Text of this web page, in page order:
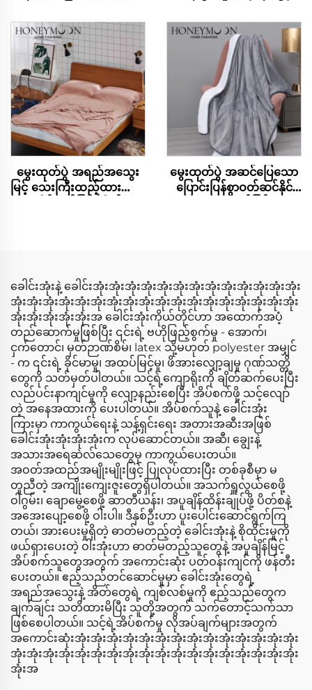
ပြောင်းသော ပိသားထည်
အစုံ
ဆိုဖာ မှုန်ခါး ကလေးငယ်
များ အတွက် အိပ်ခန်းတွင်
အသုံးပြုသော ပိုက်ကွန်းဖုံး
များ
မွေးထုတ်ပွဲ အရည်အသွေး
မြင့် သေးကြီးထည့်ထားသော
မွေးထုတ်ပွဲ အဆင်ပြေသော
ပြောင်းပြန်စွာဝတ်ဆင်နိုင်
ခေါင်းအုံးနဲ့ ခေါင်းအုံးအုံးအုံးအုံးအုံးအုံးအုံးအုံးအုံးအုံးအုံးအုံးအုံး
အုံးအုံးအုံးအုံးအုံးအုံးအုံးအုံးအုံးအုံးအုံးအုံးအုံးအုံးအုံးအုံးအုံးအုံး
အုံးအုံးအုံးအုံးအုံးအ ခေါင်းအုံးကိုယ်တိုင်ဟာ အထောက်အပံ့
တည်ဆောက်မှုဖြစ်ပြီး ၎င်းရဲ့ ဗဟိုဖြည့်စွက်မှု - အောက်၊
ငှက်တောင်၊ မှတ်ဉာဏ်စိမ်၊ latex သို့မဟုတ် polyester အမျှင်
- က ၎င်းရဲ့ ခိုင်မာမှု၊ အထပ်မြင့်မှု၊ ဖိအားလျှော့ချမှု ဂုဏ်သတ္တိ
တွေကို သတ်မှတ်ပါတယ်။ သင့်ရဲ့ကျောရိုးကို ချိတ်ဆက်ပေးပြီး
လည်ပင်းနာကျင်မှုကို လျော့နည်းစေပြီး အိပ်စက်ဖို့ သင့်လျော်
တဲ့ အနေအထားကို ပေးပါတယ်။ အိပ်စက်သူနဲ့ ခေါင်းအုံး
ကြားမှာ ကာကွယ်ရေးနဲ့ သန့်ရှင်းရေး အတားအဆီးအဖြစ်
ခေါင်းအုံးအုံးအုံးအုံးက လုပ်ဆောင်တယ်။ အဆီ၊ ချွေးနဲ့
အသားအရေဆဲလ်သေတွေမှ ကာကွယ်ပေးတယ်။
အဝတ်အထည်အမျိုးမျိုးဖြင့် ပြုလုပ်ထားပြီး တစ်ခုစီမှာ မ
တူညီတဲ့ အကျိုးကျေးဇူးတွေရှိပါတယ်။ အသက်ရှူလွယ်စေဖို့
ဝါဂွမ်း၊ ချောမွေ့စေဖို့ ဆာတီယန်း၊ အပူချိန်ထိန်းချုပ်ဖို့ ပိတ်စနဲ့
အအေးပျော့စေဖို့ ဝါးပါ။ ဒီနှစ်ဦးဟာ ပူးပေါင်းဆောင်ရွက်ကြ
တယ်၊ အားပေးမှုရှိတဲ့ ဓာတ်မတည့်တဲ့ ခေါင်းအုံးနဲ့ စိုထိုင်းမှုကို
ဖယ်ရှားပေးတဲ့ ဝါးအုံးဟာ ဓာတ်မတည့်သူတွေနဲ့ အပူချိန်မြင့်
အိပ်စက်သူတွေအတွက် အကောင်းဆုံး ပတ်ဝန်းကျင်ကို ဖန်တီး
ပေးတယ်။ ဧည့်သည်တင်ဆောင်မှုမှာ ခေါင်းအုံးတွေရဲ့
အရည်အသွေးနဲ့ အိတ်တွေရဲ့ ကျစ်လစ်မှုကို ဧည့်သည်တွေက
ချက်ချင်း သတိထားမိပြီး သူတို့အတွက် သက်တောင့်သက်သာ
ဖြစ်စေပါတယ်။ သင့်ရဲ့အိပ်စက်မှု လိုအပ်ချက်များအတွက်
အကောင်းဆုံးအုံးအုံးအုံးအုံးအုံးအုံးအုံးအုံးအုံးအုံးအုံးအုံးအုံးအုံး
အုံးအုံးအုံးအုံးအုံးအုံးအုံးအုံးအုံးအုံးအုံးအုံးအုံးအုံးအုံးအုံးအုံးအုံး
အုံးအ